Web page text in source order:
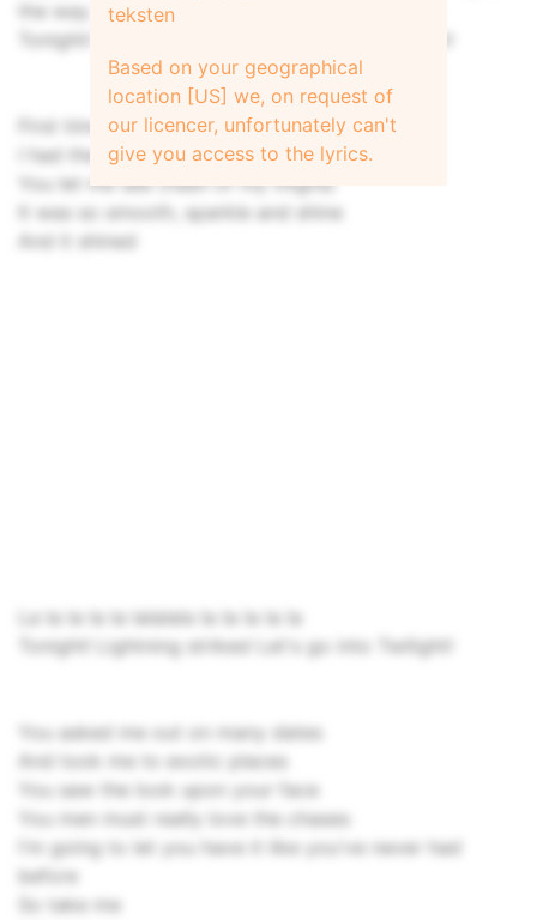
the way
Tonight! Lightning strikes! Let's go into Twilight!
First time I saw you (when we first met)
I had the fever(as bad as it gets)
You let me see (flash of my thighs)
It was so smooth, sparkle and shine
And it shined
La la la la la lalalala la la la la la
Tonight! Lightning strikes! Let's go into Twilight!
You asked me out on many dates
And took me to exotic places
You saw the look upon your face
You men must really love the chases
I'm going to let you have it like you've never had
before
So take me
teksten
Based on your geographical
location [US] we, on request of
our licencer, unfortunately can't
give you access to the lyrics.